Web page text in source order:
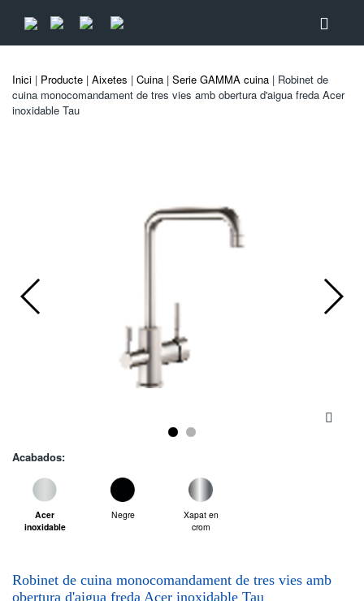
Inici | Producte | Aixetes | Cuina | Serie GAMMA cuina | Robinet de
cuina monocomandament de tres vies amb obertura d'aigua freda Acer
inoxidable Tau
Acabados:
Acer
inoxidable
Negre
Xapat en
crom
Robinet de cuina monocomandament de tres vies amb
obertura d'aigua freda Acer inoxidable Tau